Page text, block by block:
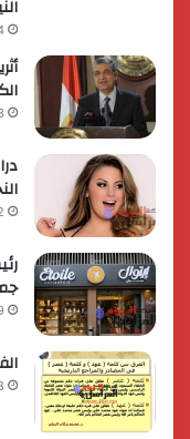
24
23
2
19
8